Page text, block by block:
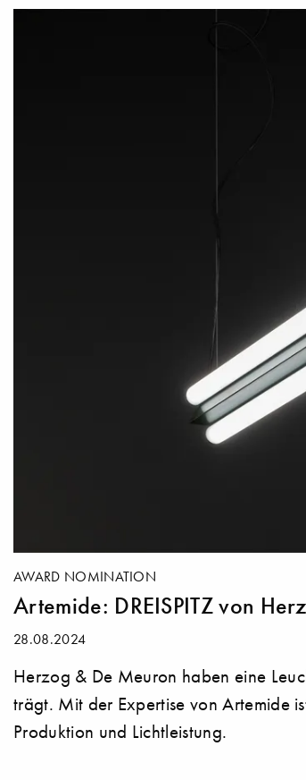
AWARD NOMINATION
Artemide: DREISPITZ von
28.08.2024
Herzog & De Meuron haben eine
trägt. Mit der Expertise von Artemide
Produktion und Lichtleistung.